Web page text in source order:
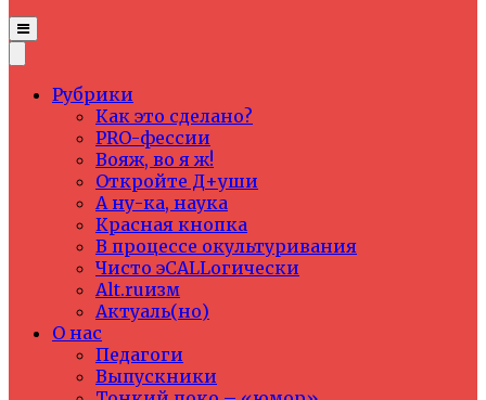
Рубрики
Как это сделано?
PRO-фессии
Вояж, во я ж!
Откройте Д+уши
А ну-ка, наука
Красная кнопка
В процессе окультуривания
Чисто эCALLогически
Alt.ruизм
Актуаль(но)
О нас
Педагоги
Выпускники